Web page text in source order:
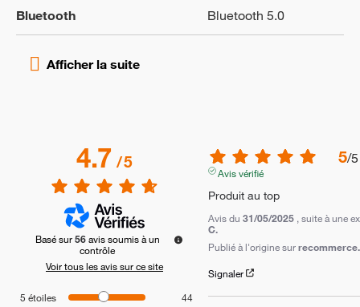
Bluetooth Bluetooth 5.0
4.7/5
Basé sur56 avis soumis à un
contrôle
Voir tous les avis sur ce site
5 étoiles
44
5/5
Avis vérifié
Produit au top
Avis du 31/05/2025 , suite à une
C.
Publié à l'origine sur
Signaler